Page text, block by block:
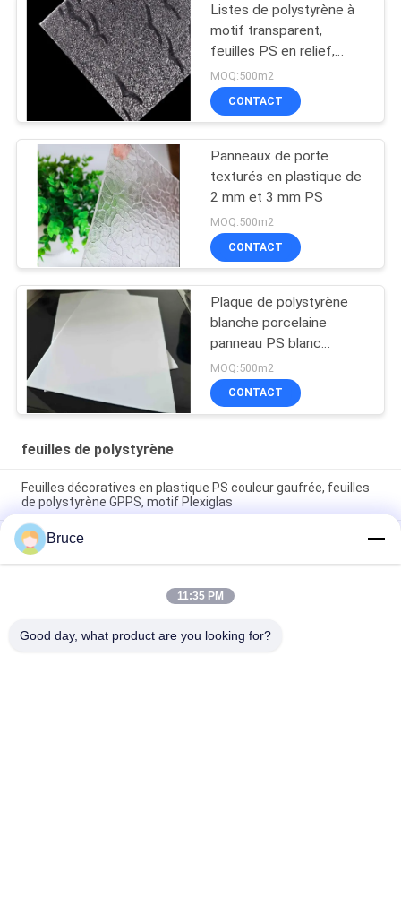
Listes de polystyrène à
motif transparent,
feuilles PS en relief,
feuilles GPPS
prismatiques
MOQ:500m2
CONTACT
Panneaux de porte
texturés en plastique de
2 mm et 3 mm PS
MOQ:500m2
CONTACT
Plaque de polystyrène
blanche porcelaine
panneau PS blanc
imprimerie UV plaques
plastiques PS
MOQ:500m2
CONTACT
feuilles de polystyrène
Feuilles décoratives en plastique PS couleur gaufrée, feuilles
de polystyrène GPPS, motif Plexiglas
2 mm de texture feuilles de polystyrène pour porte de douche
divers motifs feuilles PS claires pour cloisons
Impression florale Planches décoratives en polystyrène
Feuilles de plastique PS Laminas en plusieurs couleurs pour la
Bruce
11:35 PM
Good day, what product are you looking for?